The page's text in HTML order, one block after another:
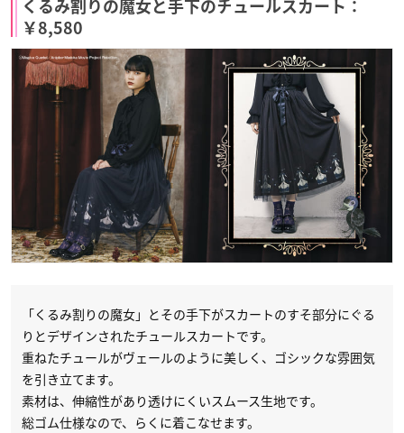
くるみ割りの魔女と手下のチュールスカート：
￥8,580
「くるみ割りの魔女」とその手下がスカートのすそ部分にぐる
りとデザインされたチュールスカートです。
重ねたチュールがヴェールのように美しく、ゴシックな雰囲気
を引き立てます。
素材は、伸縮性があり透けにくいスムース生地です。
総ゴム仕様なので、らくに着こなせます。